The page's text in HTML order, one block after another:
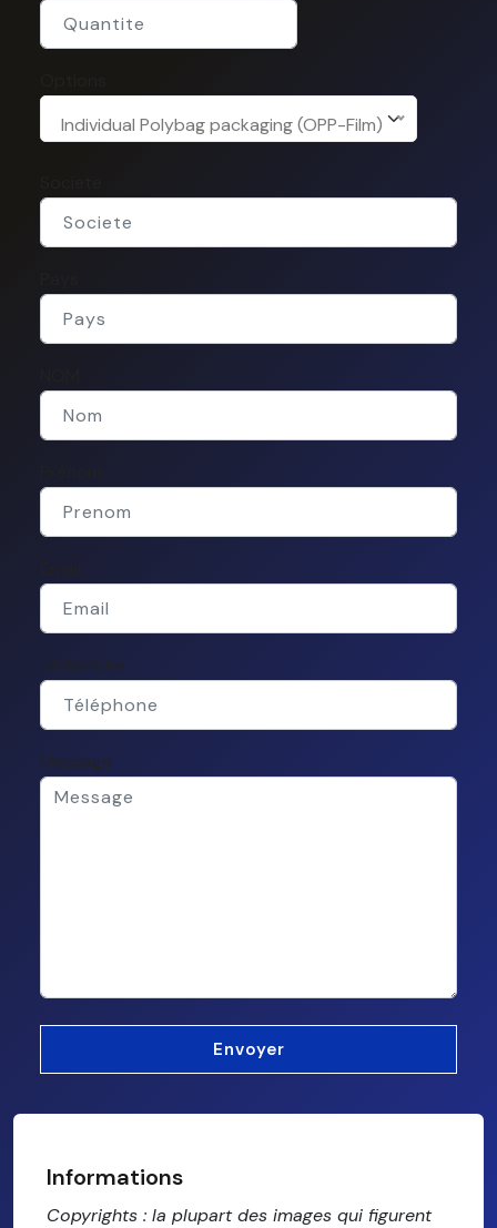
Individual Polybag packaging (OPP-Film)
Téléphone
Message
Informations
Copyrights : la plupart des images qui figurent